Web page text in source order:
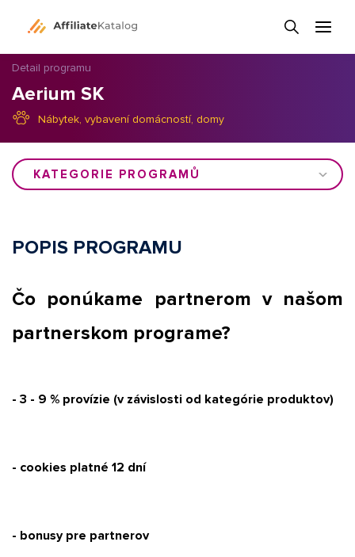
Detail programu
Aerium SK
Nábytek, vybavení domácností, domy
KATEGORIE PROGRAMŮ
POPIS PROGRAMU
Čo ponúkame partnerom v našom
partnerskom programe?
- 3 - 9 % provízie (v závislosti od kategórie produktov)
- cookies platné 12 dní
- bonusy pre partnerov